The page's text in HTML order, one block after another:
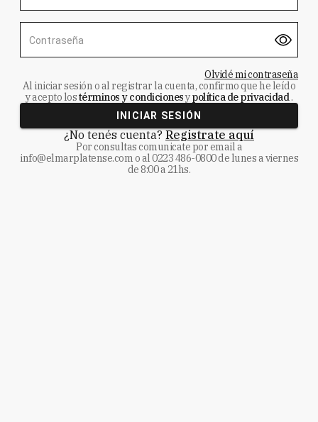
Contraseña
Olvidé mi contraseña
Al iniciar sesión o al registrar la cuenta, confirmo que he leído
y acepto lostérminos y condicionesypolítica de privacidad.
INICIAR SESIÓN
¿No tenés cuenta? Registrate aquí
Por consultas comunicate por email a
info@elmarplatense.como al0223 486-0800de lunes a viernes
de 8:00 a 21hs.